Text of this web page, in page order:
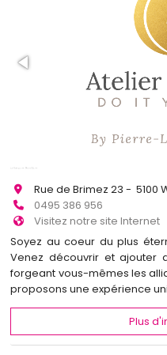
Rue de Brimez 23 - 5100
0495 386 956
Visitez notre site Internet
Soyez au coeur du plus
Venez découvrir et
forgeant vous-mêmes les
proposons une expérience
Plus